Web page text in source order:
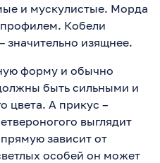
и мускулистые. Морда
Кобели
значительно изящнее.
форму и обычно
быть сильными и
цвета. А прикус –
выглядит
зависит от
особей он может